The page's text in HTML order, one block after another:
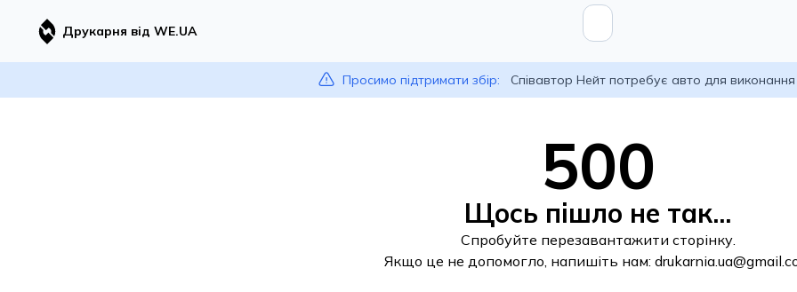
Друкарня від WE.UA
Просимо підтримати збір: Співавтор Нейт потребує авто для
500
Щось пішло не так...
Спробуйте перезавантажити сторінку.
Якщо це не допомогло, напишіть нам: